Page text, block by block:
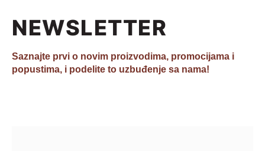
NEWSLETTER
Saznajte prvi o novim proizvodima, promocijama i
popustima, i podelite to uzbuđenje sa nama!